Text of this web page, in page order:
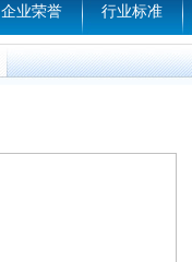
企业荣誉 行业标准